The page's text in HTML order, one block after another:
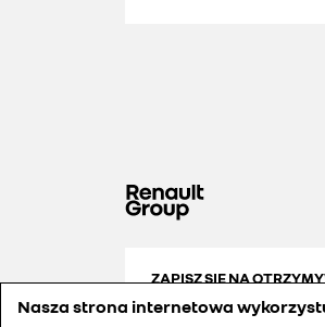
ZAPISZ SIĘ NA
Nasza strona internetowa